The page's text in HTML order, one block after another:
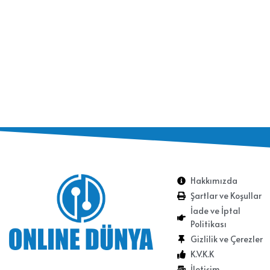
Hakkımızda
Şartlar ve Koşullar
İade ve İptal
Politikası
Gizlilik ve Çerezler
K.V.K.K